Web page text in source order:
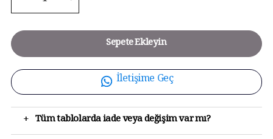
Sepete Ekleyin
İletişime Geç
+ Tüm tablolarda iade veya değişim var mı?